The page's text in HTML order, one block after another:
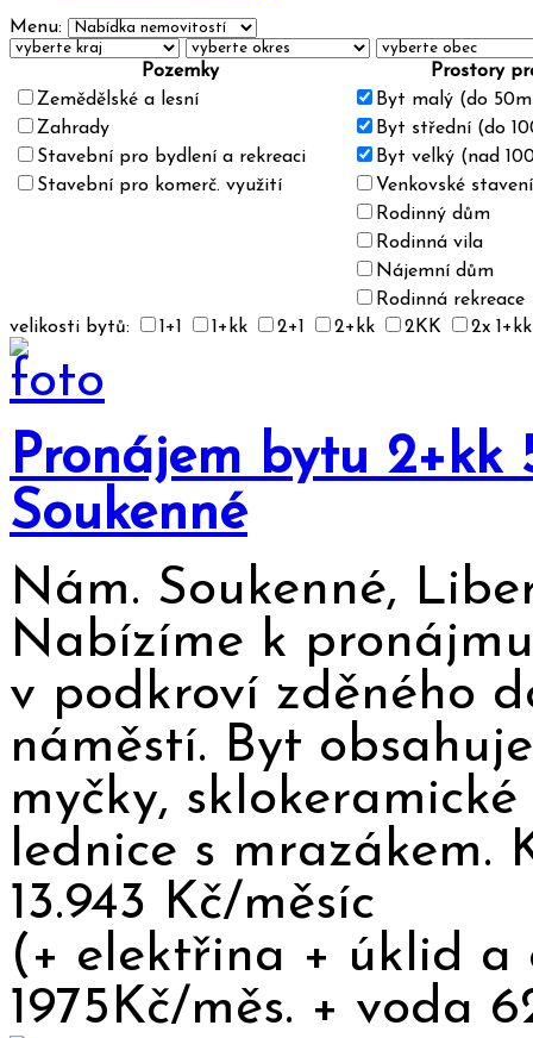
Menu:
Pozemky
Prostory
Zemědělské a lesní
Byt malý (do
Zahrady
Byt střední (do
Stavební pro bydlení a rekreaci
Byt velký (nad
Stavební pro komerč. využití
Venkovské stavení
Rodinný dům
Rodinná vila
Nájemní dům
Rodinná rekreace
velikosti bytů:
1+1 1+kk 2+1 2+kk 2KK 2x
Pronájem bytu 2+kk
Soukenné
Nám. Soukenné,
Nabízíme k
v podkroví zděného
náměstí. Byt
myčky,
lednice s mrazákem.
13.943 Kč/měsíc
(+ elektřina + úklid a
1975Kč/měs. + voda